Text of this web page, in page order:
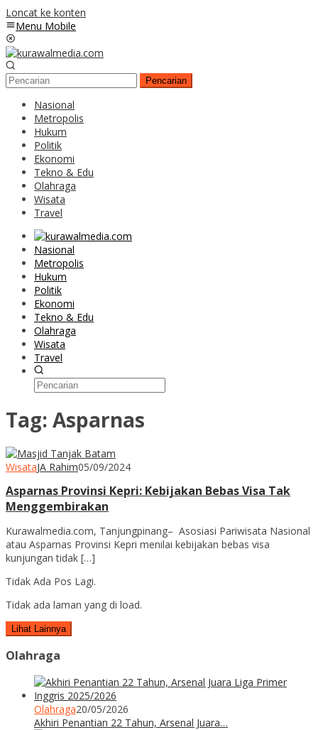
Loncat ke konten
Menu Mobile
Pencarian
Nasional
Metropolis
Hukum
Politik
Ekonomi
Tekno & Edu
Olahraga
Wisata
Travel
Nasional
Metropolis
Hukum
Politik
Ekonomi
Tekno & Edu
Olahraga
Wisata
Travel
Tag: Asparnas
WisataJA Rahim05/09/2024
Asparnas Provinsi Kepri: Kebijakan Bebas Visa Tak
Menggembirakan
Kurawalmedia.com, Tanjungpinang– Asosiasi Pariwisata Nasional
atau Asparnas Provinsi Kepri menilai kebijakan bebas visa
kunjungan tidak […]
Tidak Ada Pos Lagi.
Tidak ada laman yang di load.
Lihat Lainnya
Olahraga
Olahraga20/05/2026
Akhiri Penantian 22 Tahun, Arsenal Juara…